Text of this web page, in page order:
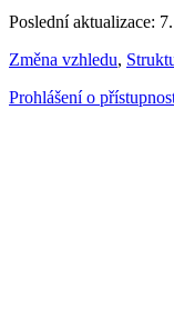
Poslední aktualizace:
Změna vzhledu,
Prohlášení o